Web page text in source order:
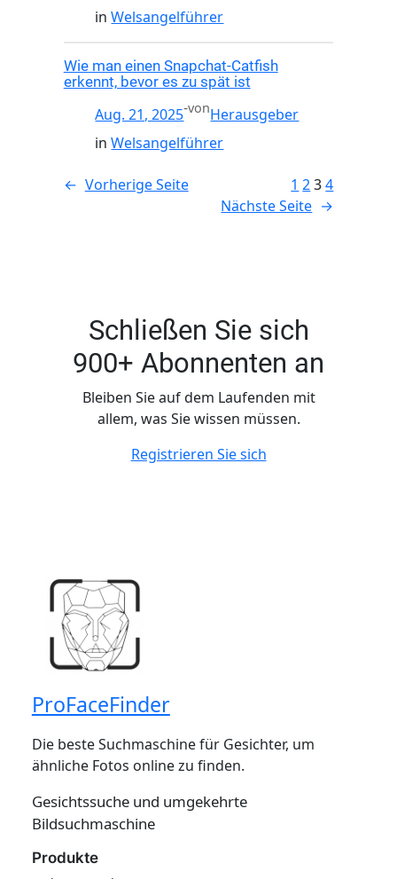
inWelsangelführer
Wie man einen Snapchat-Catfish
erkennt, bevor es zu spät ist
Aug. 21, 2025-vonHerausgeber
inWelsangelführer
← Vorherige Seite 1 234
Nächste Seite →
Schließen Sie sich
900+ Abonnenten an
Bleiben Sie auf dem Laufenden mit
allem, was Sie wissen müssen.
Registrieren Sie sich
ProFaceFinder
Die beste Suchmaschine für Gesichter, um
ähnliche Fotos online zu finden.
Gesichtssuche und umgekehrte
Bildsuchmaschine
Produkte